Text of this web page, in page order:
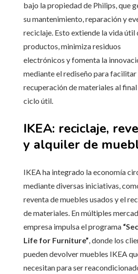
bajo la propiedad de Philips, que
su mantenimiento, reparación y
reciclaje. Esto extiende la vida útil
productos, minimiza residuos
electrónicos y fomenta la
mediante el rediseño para facilitar
recuperación de materiales al final
ciclo útil.
IKEA: reciclaje,
y alquiler de
IKEA ha integrado la economía
mediante diversas iniciativas,
reventa de muebles usados y el
de materiales. En múltiples
empresa impulsa el programa
Life for Furniture”, donde los
pueden devolver muebles IKEA
necesitan para ser